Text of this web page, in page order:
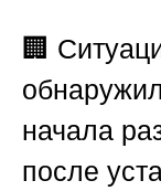
🏢
начала
после